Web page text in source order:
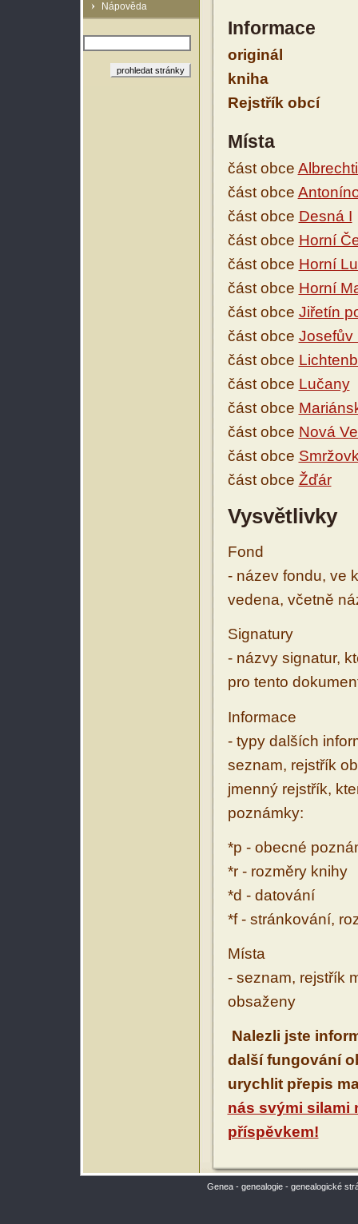
Nápověda
Informace
originál
kniha
Rejstřík obcí
Místa
část obce
část obce
část obce Desná I
část obce Horní
část obce Horní
část obce Horní
část obce Jiřetín
část obce Josefův
část obce
část obce Lučany
část obce
část obce Nová
část obce
část obce Žďár
Vysvětlivky
Fond
- název fondu, ve
vedena, včetně
Signatury
- názvy signatur,
pro tento
Informace
- typy dalších
seznam, rejstřík
jmenný rejstřík,
poznámky:
*p - obecné
*r - rozměry knihy
*d - datování
*f - stránkování,
Místa
- seznam, rejstřík
obsaženy
Nalezli jste
další fungování
urychlit přepis
nás svými silami
příspěvkem!
Genea - genealogie - genealogické